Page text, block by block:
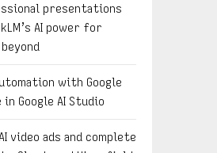
presentations
AI power for
with Google
Google AI Studio
video ads and complete